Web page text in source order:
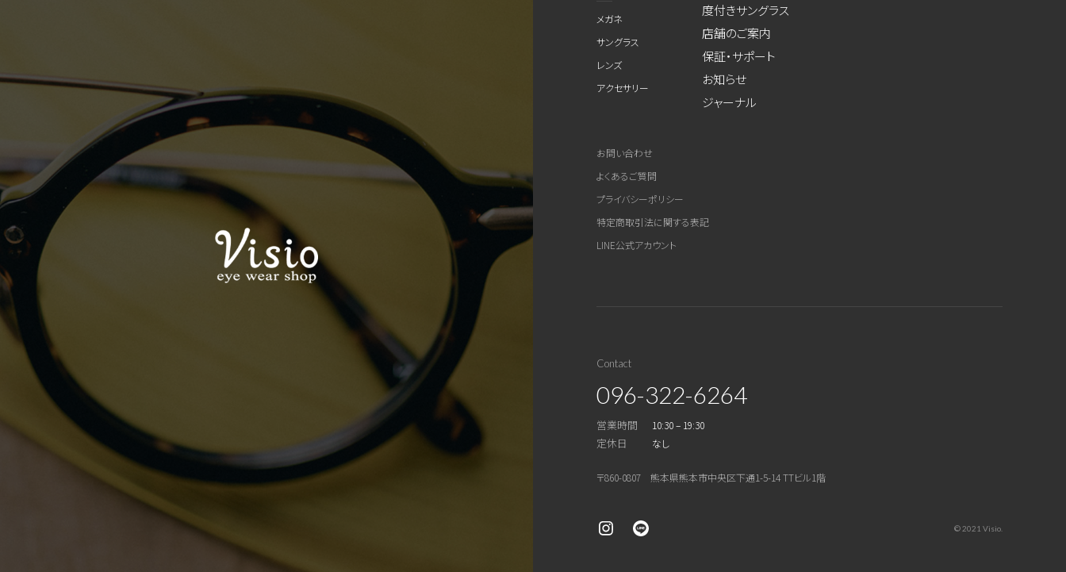
メガネ
サングラス
レンズ
アクセサリー
度付きサングラス
店舗のご案内
保証・サポート
お知らせ
ジャーナル
お問い合わせ
よくあるご質問
プライバシーポリシー
特定商取引法に関する表記
LINE公式アカウント
Contact
096-322-6264
営業時間 10:30 – 19:30
定休日 なし
〒860-0807 熊本県熊本市中央区下通1-5-14 TTビル1階
© 2021 Visio.